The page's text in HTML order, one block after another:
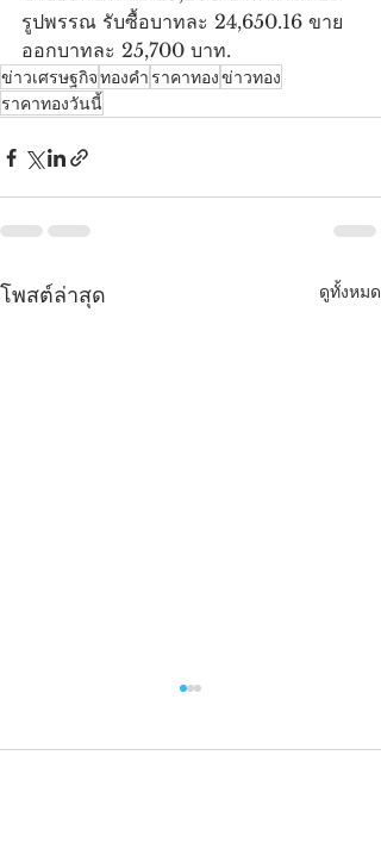
รูปพรรณ รับซื้อบาทละ 24,650.16 ขาย
ออกบาทละ 25,700 บาท.
ข่าวเศรษฐกิจทองคำ ราคาทองข่าวทอง
ราคาทองวันนี้
โพสต์ล่าสุด ดูทั้งหมด